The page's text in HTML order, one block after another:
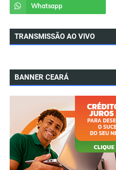
TRANSMISSÃO AO VIVO
BANNER CEARÁ